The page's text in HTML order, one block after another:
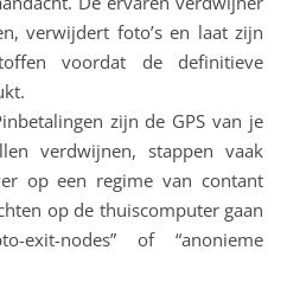
verwijdert foto’s en laat zijn
voordat de definitieve
zijn de GPS van je
verdwijnen, stappen vaak
op een regime van contant
op de thuiscomputer gaan
exit-nodes” of “anonieme